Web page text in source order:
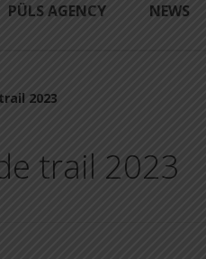
PÜLS AGENCY NEWS
2023
trail 2023